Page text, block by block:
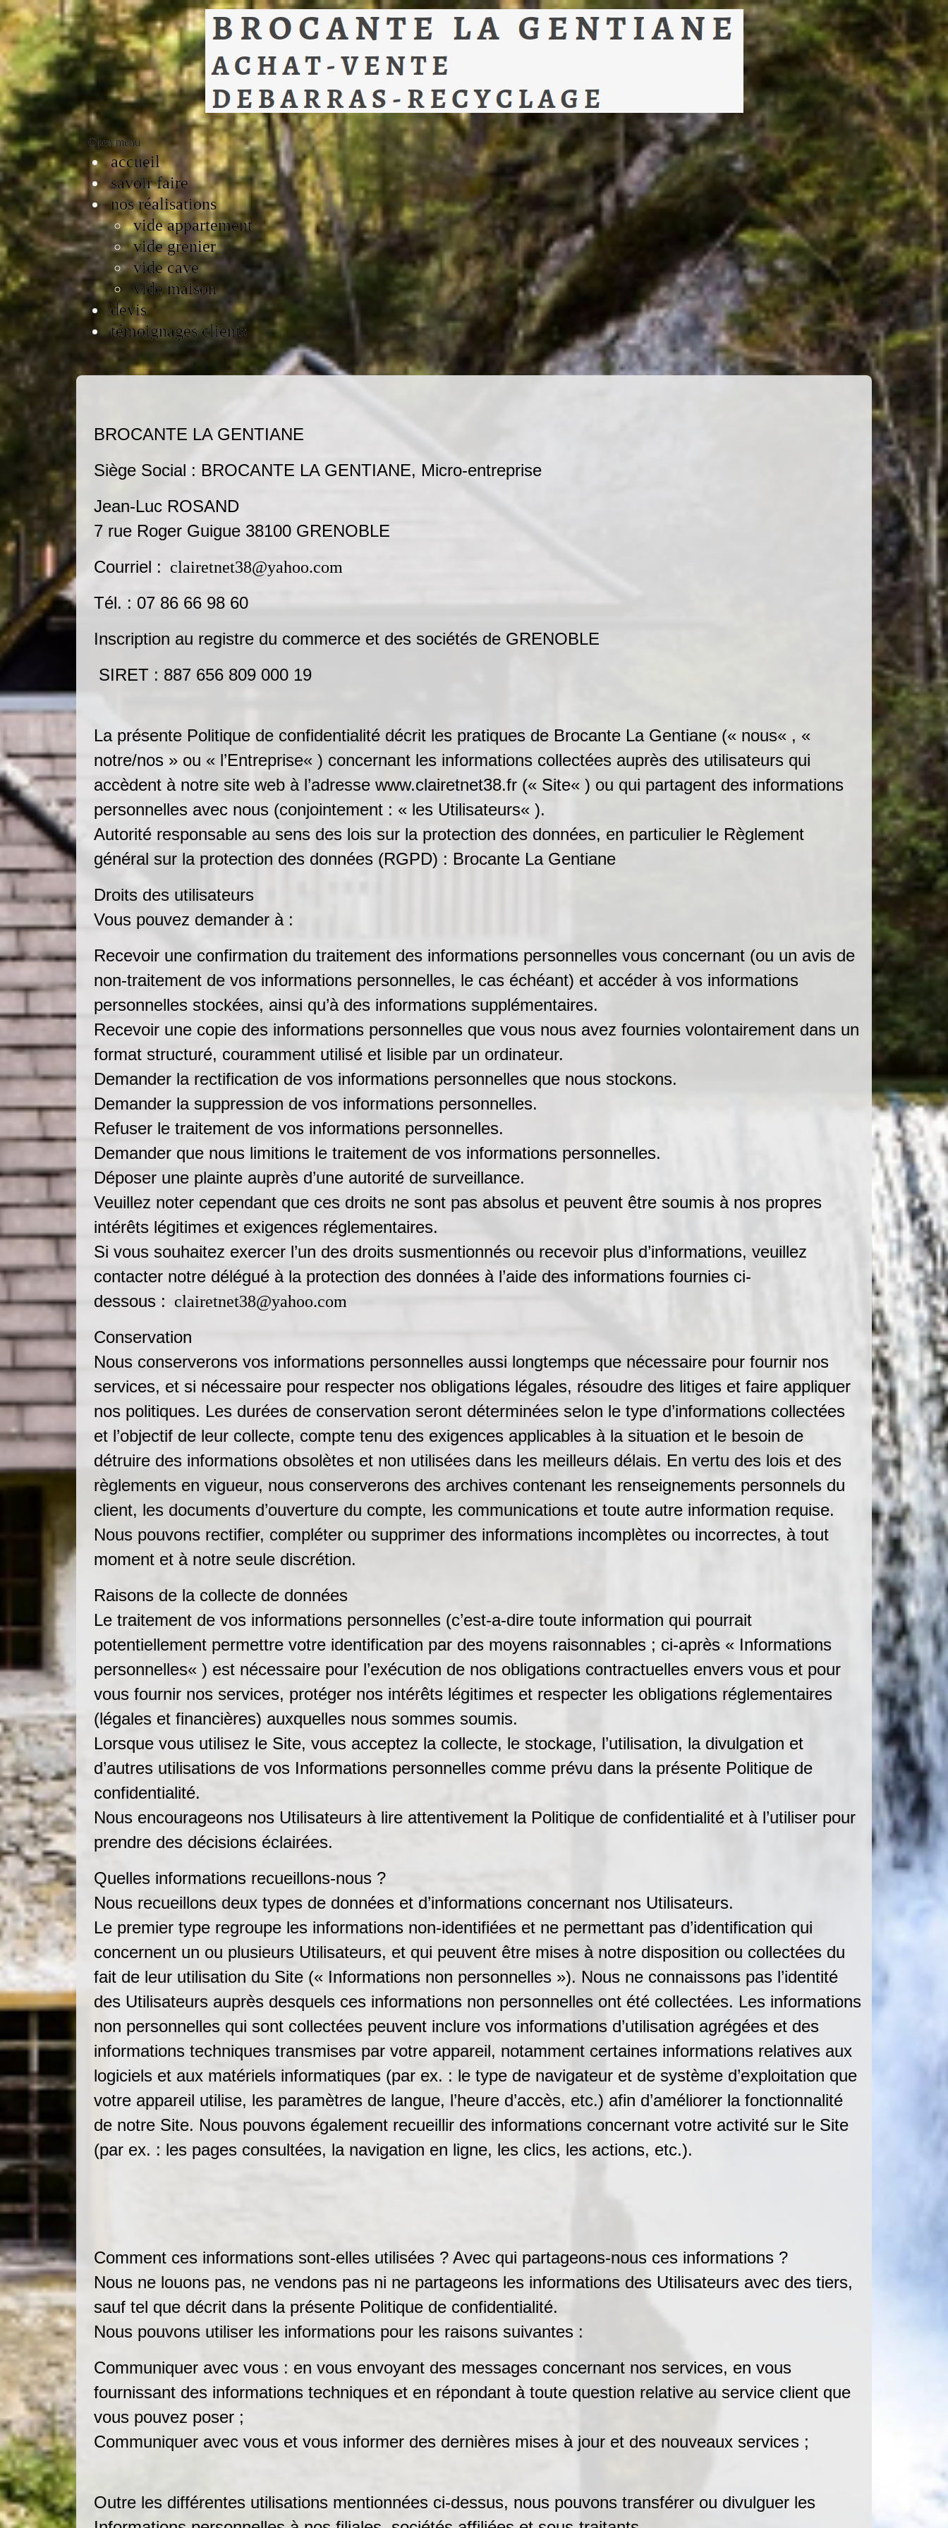
Open menu
accueil
savoir faire
nos réalisations
vide appartement
vide grenier
vide cave
vide maison
devis
témoignages clients
BROCANTE LA GENTIANE
Siège Social : BROCANTE LA GENTIANE, Micro-entreprise
Jean-Luc ROSAND
7 rue Roger Guigue 38100 GRENOBLE
Courriel : clairetnet38@yahoo.com
Tél. : 07 86 66 98 60
Inscription au registre du commerce et des sociétés de GRENOBLE
SIRET : 887 656 809 000 19
La présente Politique de confidentialité décrit les pratiques de Brocante La Gentiane (« nous« , «
notre/nos » ou « l’Entreprise« ) concernant les informations collectées auprès des utilisateurs qui
accèdent à notre site web à l’adresse www.clairetnet38.fr (« Site« ) ou qui partagent des informations
personnelles avec nous (conjointement : « les Utilisateurs« ).
Autorité responsable au sens des lois sur la protection des données, en particulier le Règlement
général sur la protection des données (RGPD) : Brocante La Gentiane
Droits des utilisateurs
Vous pouvez demander à :
Recevoir une confirmation du traitement des informations personnelles vous concernant (ou un avis de
non-traitement de vos informations personnelles, le cas échéant) et accéder à vos informations
personnelles stockées, ainsi qu’à des informations supplémentaires.
Recevoir une copie des informations personnelles que vous nous avez fournies volontairement dans un
format structuré, couramment utilisé et lisible par un ordinateur.
Demander la rectification de vos informations personnelles que nous stockons.
Demander la suppression de vos informations personnelles.
Refuser le traitement de vos informations personnelles.
Demander que nous limitions le traitement de vos informations personnelles.
Déposer une plainte auprès d’une autorité de surveillance.
Veuillez noter cependant que ces droits ne sont pas absolus et peuvent être soumis à nos propres
intérêts légitimes et exigences réglementaires.
Si vous souhaitez exercer l’un des droits susmentionnés ou recevoir plus d’informations, veuillez
contacter notre délégué à la protection des données à l’aide des informations fournies ci-
dessous : clairetnet38@yahoo.com
Conservation
Nous conserverons vos informations personnelles aussi longtemps que nécessaire pour fournir nos
services, et si nécessaire pour respecter nos obligations légales, résoudre des litiges et faire appliquer
nos politiques. Les durées de conservation seront déterminées selon le type d’informations collectées
et l’objectif de leur collecte, compte tenu des exigences applicables à la situation et le besoin de
détruire des informations obsolètes et non utilisées dans les meilleurs délais. En vertu des lois et des
règlements en vigueur, nous conserverons des archives contenant les renseignements personnels du
client, les documents d’ouverture du compte, les communications et toute autre information requise.
Nous pouvons rectifier, compléter ou supprimer des informations incomplètes ou incorrectes, à tout
moment et à notre seule discrétion.
Raisons de la collecte de données
Le traitement de vos informations personnelles (c’est-a-dire toute information qui pourrait
potentiellement permettre votre identification par des moyens raisonnables ; ci-après « Informations
personnelles« ) est nécessaire pour l’exécution de nos obligations contractuelles envers vous et pour
vous fournir nos services, protéger nos intérêts légitimes et respecter les obligations réglementaires
(légales et financières) auxquelles nous sommes soumis.
Lorsque vous utilisez le Site, vous acceptez la collecte, le stockage, l’utilisation, la divulgation et
d’autres utilisations de vos Informations personnelles comme prévu dans la présente Politique de
confidentialité.
Nous encourageons nos Utilisateurs à lire attentivement la Politique de confidentialité et à l’utiliser pour
prendre des décisions éclairées.
Quelles informations recueillons-nous ?
Nous recueillons deux types de données et d’informations concernant nos Utilisateurs.
Le premier type regroupe les informations non-identifiées et ne permettant pas d’identification qui
concernent un ou plusieurs Utilisateurs, et qui peuvent être mises à notre disposition ou collectées du
fait de leur utilisation du Site (« Informations non personnelles »). Nous ne connaissons pas l’identité
des Utilisateurs auprès desquels ces informations non personnelles ont été collectées. Les informations
non personnelles qui sont collectées peuvent inclure vos informations d’utilisation agrégées et des
informations techniques transmises par votre appareil, notamment certaines informations relatives aux
logiciels et aux matériels informatiques (par ex. : le type de navigateur et de système d’exploitation que
votre appareil utilise, les paramètres de langue, l’heure d’accès, etc.) afin d’améliorer la fonctionnalité
de notre Site. Nous pouvons également recueillir des informations concernant votre activité sur le Site
(par ex. : les pages consultées, la navigation en ligne, les clics, les actions, etc.).
Comment ces informations sont-elles utilisées ? Avec qui partageons-nous ces informations ?
Nous ne louons pas, ne vendons pas ni ne partageons les informations des Utilisateurs avec des tiers,
sauf tel que décrit dans la présente Politique de confidentialité.
Nous pouvons utiliser les informations pour les raisons suivantes :
Communiquer avec vous : en vous envoyant des messages concernant nos services, en vous
fournissant des informations techniques et en répondant à toute question relative au service client que
vous pouvez poser ;
Communiquer avec vous et vous informer des dernières mises à jour et des nouveaux services ;
Outre les différentes utilisations mentionnées ci-dessus, nous pouvons transférer ou divulguer les